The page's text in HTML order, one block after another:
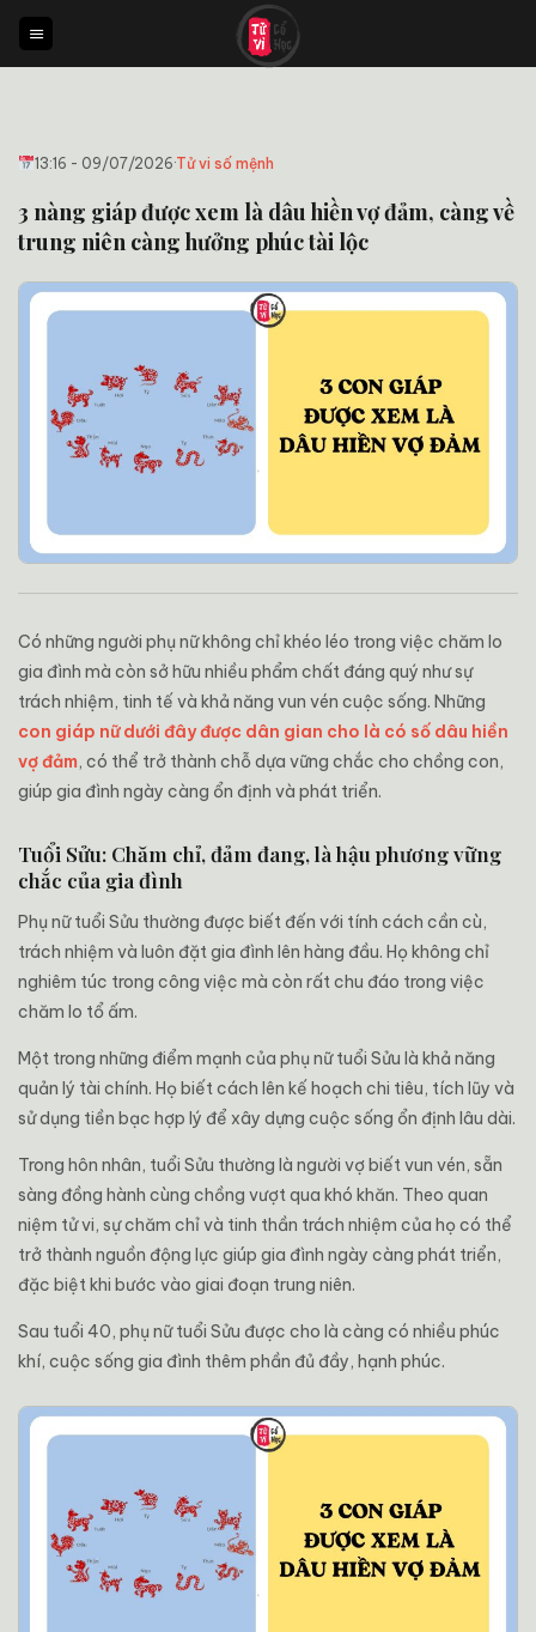
qua
nội
13:16 - 09/07/2026·Tử vi số mệnh
3 nàng giáp được xem là dâu hiền vợ đảm, càng về
trung niên càng hưởng phúc tài lộc
Có những người phụ nữ không chỉ khéo léo trong việc chăm lo
gia đình mà còn sở hữu nhiều phẩm chất đáng quý như sự
trách nhiệm, tinh tế và khả năng vun vén cuộc sống. Những
con giáp nữ dưới đây được dân gian cho là có số dâu hiền
vợ đảm, có thể trở thành chỗ dựa vững chắc cho chồng con,
giúp gia đình ngày càng ổn định và phát triển.
Tuổi Sửu: Chăm chỉ, đảm đang, là hậu phương vững
chắc của gia đình
Phụ nữ tuổi Sửu thường được biết đến với tính cách cần cù,
trách nhiệm và luôn đặt gia đình lên hàng đầu. Họ không chỉ
nghiêm túc trong công việc mà còn rất chu đáo trong việc
chăm lo tổ ấm.
Một trong những điểm mạnh của phụ nữ tuổi Sửu là khả năng
quản lý tài chính. Họ biết cách lên kế hoạch chi tiêu, tích lũy và
sử dụng tiền bạc hợp lý để xây dựng cuộc sống ổn định lâu dài.
Trong hôn nhân, tuổi Sửu thường là người vợ biết vun vén, sẵn
sàng đồng hành cùng chồng vượt qua khó khăn. Theo quan
niệm tử vi, sự chăm chỉ và tinh thần trách nhiệm của họ có thể
trở thành nguồn động lực giúp gia đình ngày càng phát triển,
đặc biệt khi bước vào giai đoạn trung niên.
Sau tuổi 40, phụ nữ tuổi Sửu được cho là càng có nhiều phúc
khí, cuộc sống gia đình thêm phần đủ đầy, hạnh phúc.